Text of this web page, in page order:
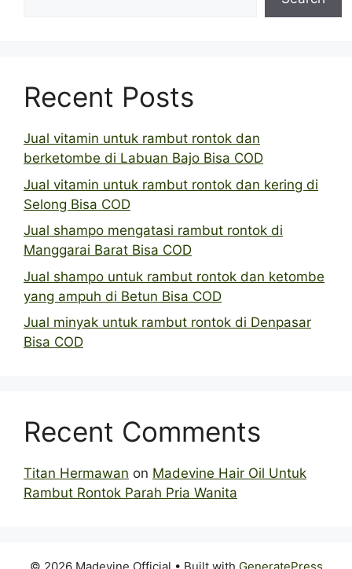
Recent Posts
Jual vitamin untuk rambut rontok dan
berketombe di Labuan Bajo Bisa COD
Jual vitamin untuk rambut rontok dan kering di
Selong Bisa COD
Jual shampo mengatasi rambut rontok di
Manggarai Barat Bisa COD
Jual shampo untuk rambut rontok dan ketombe
yang ampuh di Betun Bisa COD
Jual minyak untuk rambut rontok di Denpasar
Bisa COD
Recent Comments
Titan Hermawan on Madevine Hair Oil Untuk
Rambut Rontok Parah Pria Wanita